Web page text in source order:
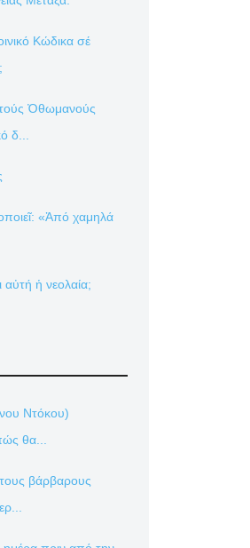
Κώδικα σέ
Ὀθωμανούς
δ...
«Ἀπό χαμηλά
αὐτή ἡ νεολαία;
Ντόκου)
θα...
βάρβαρους